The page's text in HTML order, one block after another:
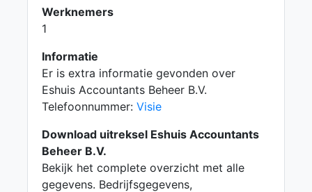
Werknemers
1
Informatie
Er is extra informatie gevonden over
Eshuis Accountants Beheer B.V.
Telefoonnummer: Visie
Download uitreksel Eshuis Accountants
Beheer B.V.
Bekijk het complete overzicht met alle
gegevens. Bedrijfsgegevens,